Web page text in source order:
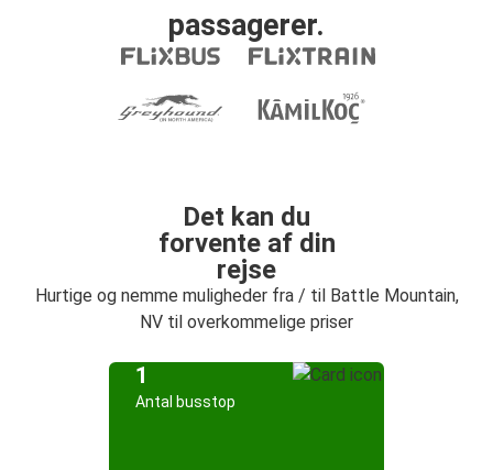
passagerer.
Det kan du
forvente af din
rejse
Hurtige og nemme muligheder fra / til Battle Mountain,
NV til overkommelige priser
1
Antal busstop